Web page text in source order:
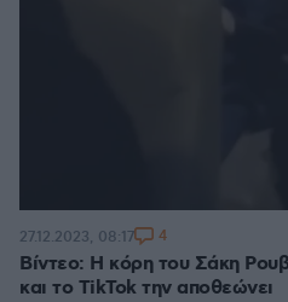
Βίντεο: Η κόρη του Σάκη
και το TikTok την αποθεώνει
27.12.2023, 08:17 4